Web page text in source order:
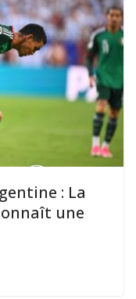
: La
une